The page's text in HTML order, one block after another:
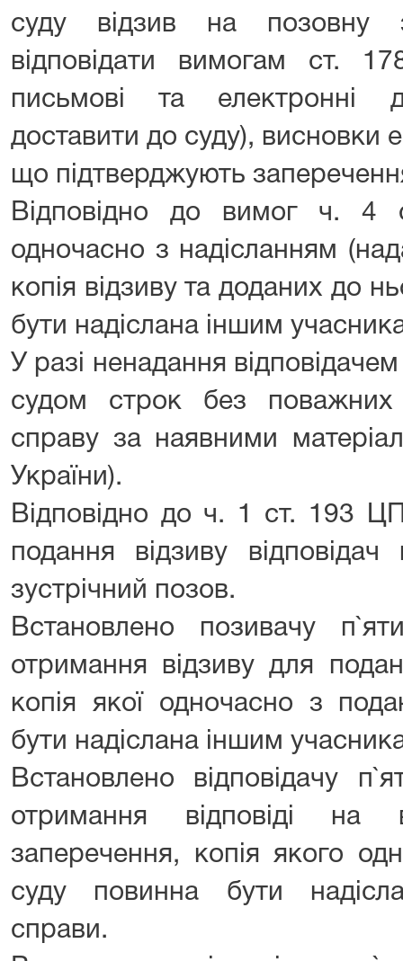
суду відзив на позовну
відповідати вимогам ст.
письмові та електронні
доставити до суду), висновки
що підтверджують
Відповідно до вимог ч. 4
одночасно з надісланням
копія відзиву та доданих до
бути надіслана іншим
У разі ненадання
судом строк без
справу за наявними
України).
Відповідно до ч. 1 ст. 193
подання відзиву
зустрічний позов.
Встановлено позивачу
отримання відзиву для
копія якої одночасно з
бути надіслана іншим
Встановлено відповідачу
отримання відповіді на
заперечення, копія якого
суду повинна бути
справи.